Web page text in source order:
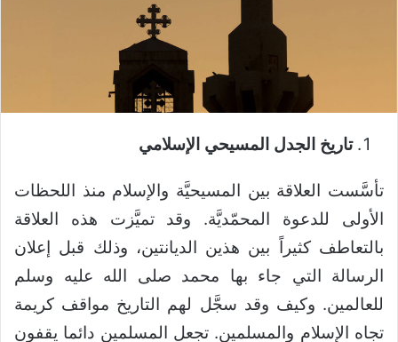
تاريخ الجدل المسيحي الإسلامي
تأسَّست العلاقة بين المسيحيَّة والإسلام منذ اللحظات
الأولى للدعوة المحمّديَّة. وقد تميَّزت هذه العلاقة
بالتعاطف كثيراً بين هذين الديانتين، وذلك قبل إعلان
الرسالة التي جاء بها محمد صلى الله عليه وسلم
للعالمين. وكيف وقد سجَّل لهم التاريخ مواقف كريمة
تجاه الإسلام والمسلمين. تجعل المسلمين دائما يقفون